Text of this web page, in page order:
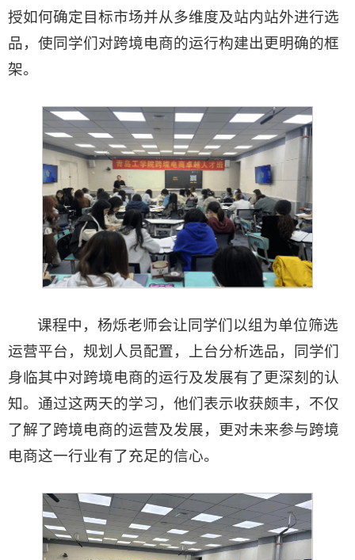
授如何确定目标市场并从多维度及站内站外进行选
品，使同学们对跨境电商的运行构建出更明确的框
架。
课程中，杨烁老师会让同学们以组为单位筛选
运营平台，规划人员配置，上台分析选品，同学们
身临其中对跨境电商的运行及发展有了更深刻的认
知。通过这两天的学习，他们表示收获颇丰，不仅
了解了跨境电商的运营及发展，更对未来参与跨境
电商这一行业有了充足的信心。